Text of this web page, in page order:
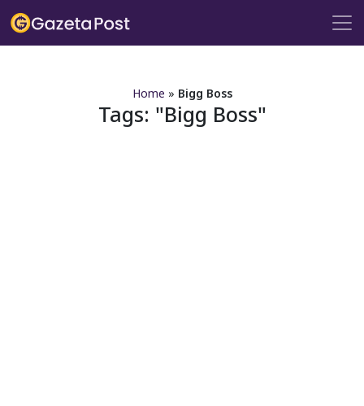
Home » Bigg Boss
Tags: Bigg Boss